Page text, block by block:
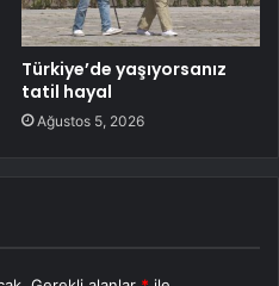
Türkiye’de yaşıyorsanız
tatil hayal
Ağustos 5, 2026